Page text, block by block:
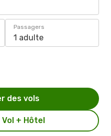
Passagers
1 adulte
+ Hôtel
des vols